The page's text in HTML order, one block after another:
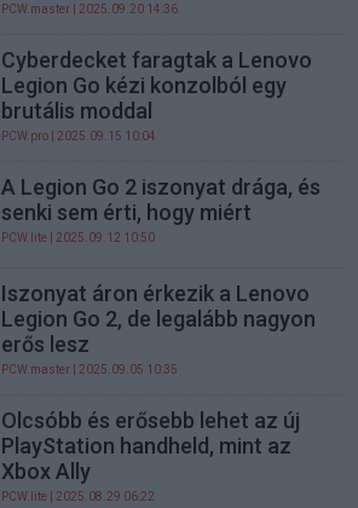
PCW.master | 2025.09.20 14:36
Cyberdecket faragtak a Lenovo
Legion Go kézi konzolból egy
brutális moddal
PCW.pro | 2025.09.15 10:04
A Legion Go 2 iszonyat drága, és
senki sem érti, hogy miért
PCW.lite | 2025.09.12 10:50
Iszonyat áron érkezik a Lenovo
Legion Go 2, de legalább nagyon
erős lesz
PCW.master | 2025.09.05 10:35
Olcsóbb és erősebb lehet az új
PlayStation handheld, mint az
Xbox Ally
PCW.lite | 2025.08.29 06:22